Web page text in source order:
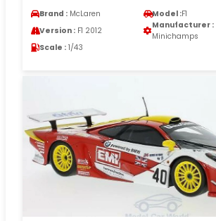
Brand : McLaren Model :F1
Version : F1 2012
Manufacturer :
Minichamps
Scale : 1/43